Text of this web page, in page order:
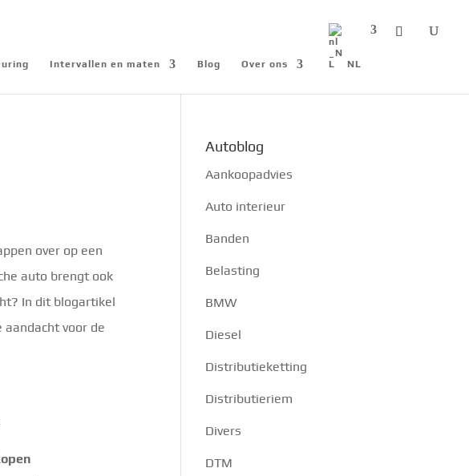
Intervallen en maten Blog Over ons NL
over op een
auto brengt ook
In dit blogartikel
voor de
Autoblog
Aankoopadvies
Auto interieur
Banden
Belasting
BMW
Diesel
Distributieketting
Distributieriem
Divers
DTM